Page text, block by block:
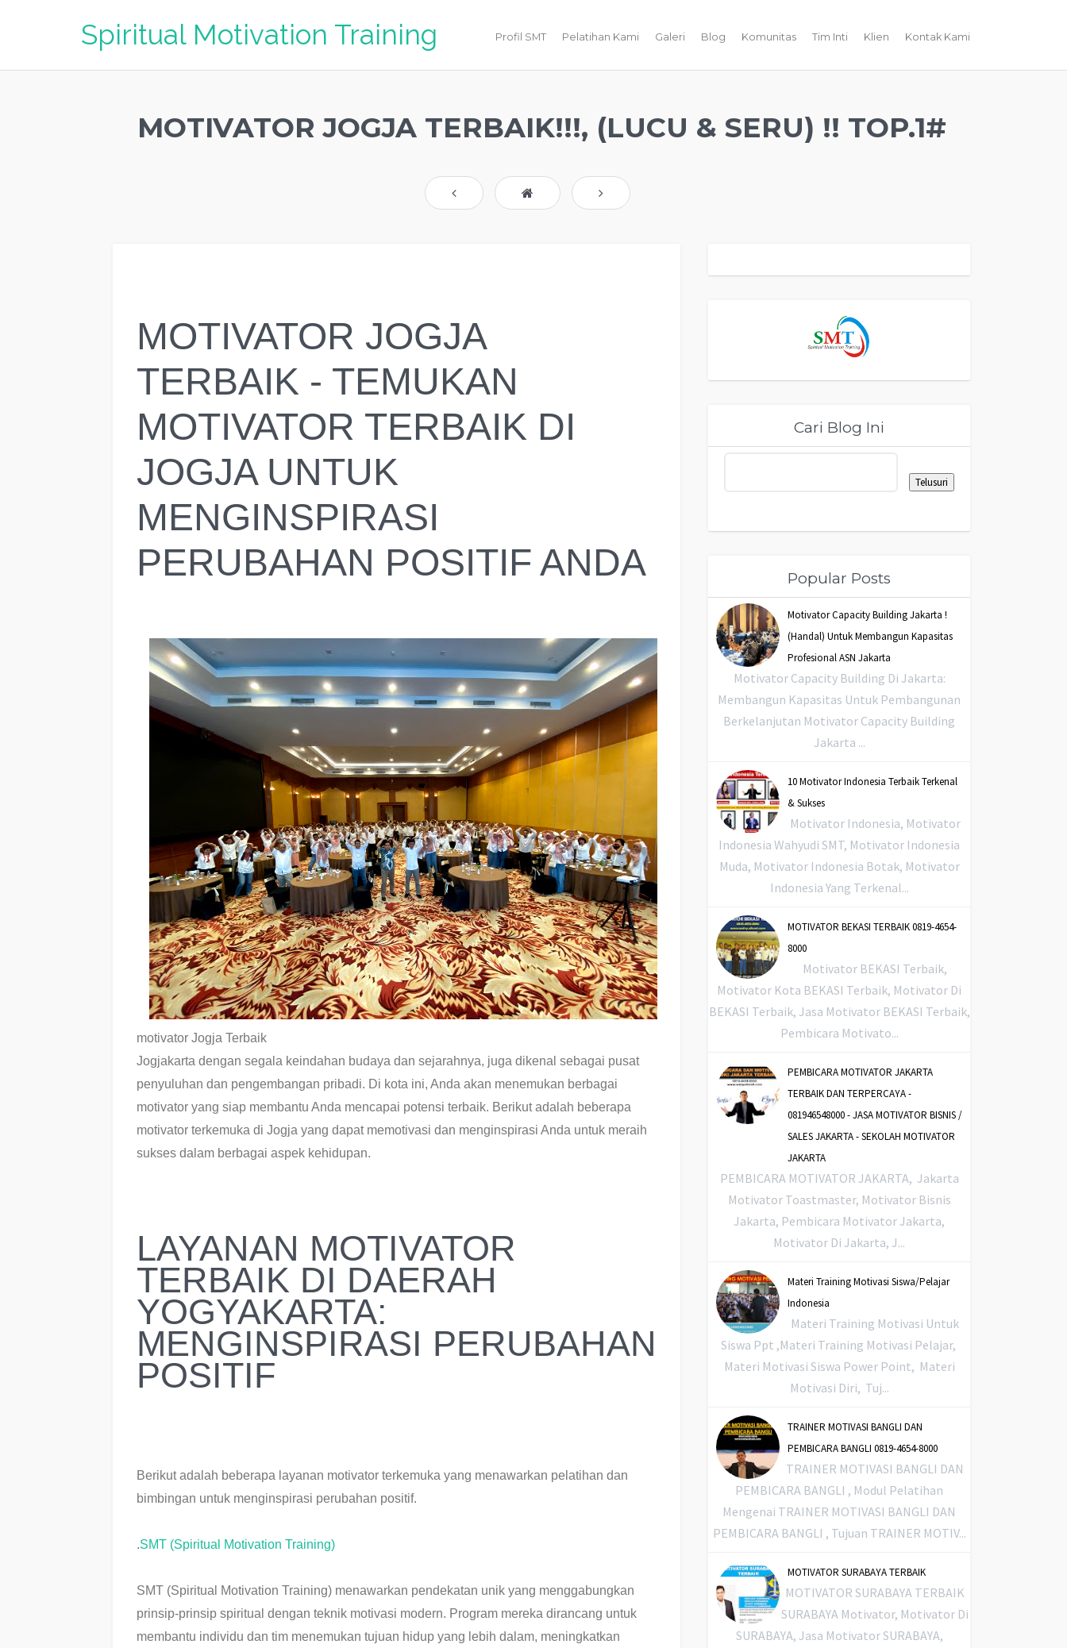
Spiritual Motivation Training Profil SMT Pelatihan Kami Galeri Blog Komunitas Tim Inti Klien Kontak Kami
MOTIVATOR JOGJA TERBAIK!!!, (LUCU & SERU) !! TOP.1#
MOTIVATOR JOGJA
TERBAIK - TEMUKAN
MOTIVATOR TERBAIK DI
JOGJA UNTUK
MENGINSPIRASI
PERUBAHAN POSITIF ANDA
motivator Jogja Terbaik
Jogjakarta dengan segala keindahan budaya dan sejarahnya, juga dikenal sebagai pusat
penyuluhan dan pengembangan pribadi. Di kota ini, Anda akan menemukan berbagai
motivator yang siap membantu Anda mencapai potensi terbaik. Berikut adalah beberapa
motivator terkemuka di Jogja yang dapat memotivasi dan menginspirasi Anda untuk meraih
sukses dalam berbagai aspek kehidupan.
LAYANAN MOTIVATOR
TERBAIK DI DAERAH
YOGYAKARTA:
MENGINSPIRASI PERUBAHAN
POSITIF
Berikut adalah beberapa layanan motivator terkemuka yang menawarkan pelatihan dan
bimbingan untuk menginspirasi perubahan positif.
.SMT (Spiritual Motivation Training)
SMT (Spiritual Motivation Training) menawarkan pendekatan unik yang menggabungkan
prinsip-prinsip spiritual dengan teknik motivasi modern. Program mereka dirancang untuk
membantu individu dan tim menemukan tujuan hidup yang lebih dalam, meningkatkan
Cari Blog Ini
Popular Posts
Motivator Capacity Building Jakarta !
(Handal) Untuk Membangun Kapasitas
Profesional ASN Jakarta
Motivator Capacity Building Di Jakarta:
Membangun Kapasitas Untuk Pembangunan
Berkelanjutan Motivator Capacity Building
Jakarta ...
10 Motivator Indonesia Terbaik Terkenal
& Sukses
Motivator Indonesia, Motivator
Indonesia Wahyudi SMT, Motivator Indonesia
Muda, Motivator Indonesia Botak, Motivator
Indonesia Yang Terkenal...
MOTIVATOR BEKASI TERBAIK 0819-4654-
8000
Motivator BEKASI Terbaik,
Motivator Kota BEKASI Terbaik, Motivator Di
BEKASI Terbaik, Jasa Motivator BEKASI Terbaik,
Pembicara Motivato...
PEMBICARA MOTIVATOR JAKARTA
TERBAIK DAN TERPERCAYA -
081946548000 - JASA MOTIVATOR BISNIS /
SALES JAKARTA - SEKOLAH MOTIVATOR
JAKARTA
PEMBICARA MOTIVATOR JAKARTA, Jakarta
Motivator Toastmaster, Motivator Bisnis
Jakarta, Pembicara Motivator Jakarta,
Motivator Di Jakarta, J...
Materi Training Motivasi Siswa/Pelajar
Indonesia
Materi Training Motivasi Untuk
Siswa Ppt ,Materi Training Motivasi Pelajar,
Materi Motivasi Siswa Power Point, Materi
Motivasi Diri, Tuj...
TRAINER MOTIVASI BANGLI DAN
PEMBICARA BANGLI 0819-4654-8000
TRAINER MOTIVASI BANGLI DAN
PEMBICARA BANGLI , Modul Pelatihan
Mengenai TRAINER MOTIVASI BANGLI DAN
PEMBICARA BANGLI , Tujuan TRAINER MOTIV...
MOTIVATOR SURABAYA TERBAIK
MOTIVATOR SURABAYA TERBAIK
SURABAYA Motivator, Motivator Di
SURABAYA, Jasa Motivator SURABAYA,